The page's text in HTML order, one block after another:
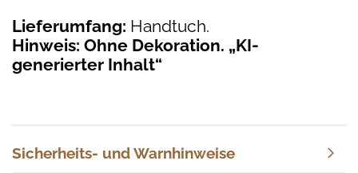
Lieferumfang: Handtuch.
Hinweis: Ohne Dekoration. „KI-
generierter Inhalt“
Sicherheits- und Warnhinweise